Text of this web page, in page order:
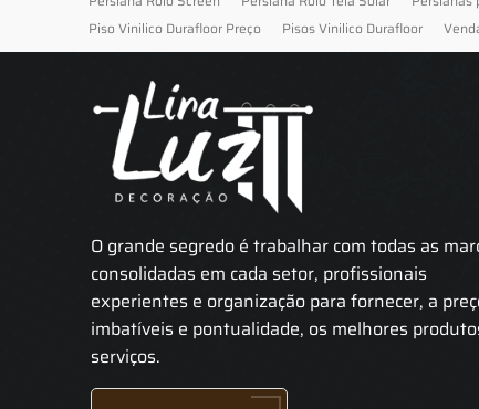
Piso Vinilico Durafloor Preço
Pisos Vinilico Durafloor
O grande segredo é trabalhar com todas as
consolidadas em cada setor, profissionais
experientes e organização para fornecer, a
imbatíveis e pontualidade, os melhores
serviços.